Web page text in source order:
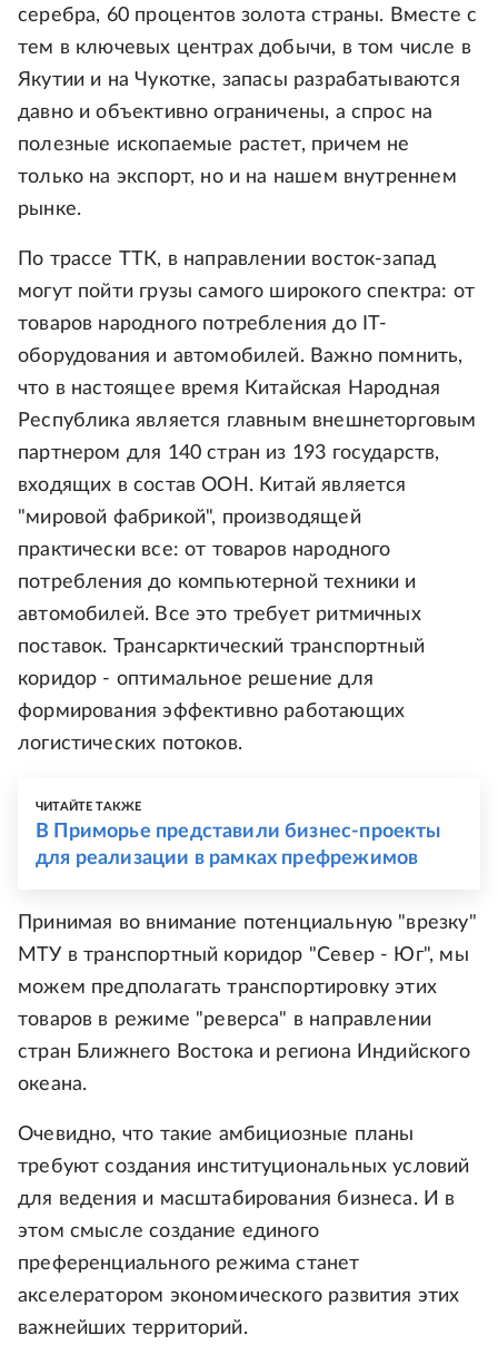
серебра, 60 процентов золота страны. Вместе с
тем в ключевых центрах добычи, в том числе в
Якутии и на Чукотке, запасы разрабатываются
давно и объективно ограничены, а спрос на
полезные ископаемые растет, причем не
только на экспорт, но и на нашем внутреннем
рынке.
По трассе ТТК, в направлении восток-запад
могут пойти грузы самого широкого спектра: от
товаров народного потребления до IT-
оборудования и автомобилей. Важно помнить,
что в настоящее время Китайская Народная
Республика является главным внешнеторговым
партнером для 140 стран из 193 государств,
входящих в состав ООН. Китай является
"мировой фабрикой", производящей
практически все: от товаров народного
потребления до компьютерной техники и
автомобилей. Все это требует ритмичных
поставок. Трансарктический транспортный
коридор - оптимальное решение для
формирования эффективно работающих
логистических потоков.
ЧИТАЙТЕ ТАКЖЕ
В Приморье представили бизнес-проекты
для реализации в рамках префрежимов
Принимая во внимание потенциальную "врезку"
МТУ в транспортный коридор "Север - Юг", мы
можем предполагать транспортировку этих
товаров в режиме "реверса" в направлении
стран Ближнего Востока и региона Индийского
океана.
Очевидно, что такие амбициозные планы
требуют создания институциональных условий
для ведения и масштабирования бизнеса. И в
этом смысле создание единого
преференциального режима станет
акселератором экономического развития этих
важнейших территорий.